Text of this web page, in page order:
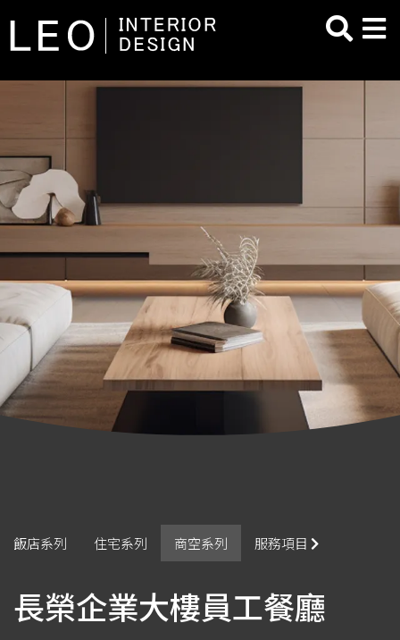
飯店系列 住宅系列 商空系列 服務項目
長榮企業大樓員工餐廳